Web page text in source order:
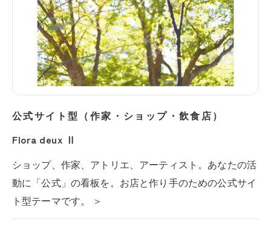
公式サイト型（作家・ショップ・飲食店）
Flora deux Ⅱ
ショップ、作家、アトリエ、アーティスト。あなたの活
動に「公式」の看板を。お店と作り手のための公式サイ
ト型テーマです。 ＞